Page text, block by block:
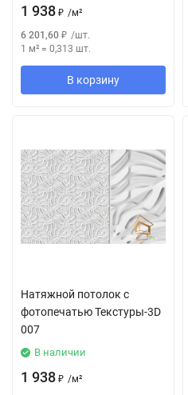
1 938 ₽ /м²
6 201,60 ₽ /шт.
1 м² = 0,313 шт.
В корзину
Натяжной потолок с
фотопечатью Текстуры-3D
007
В наличии
1 938 ₽ /м²